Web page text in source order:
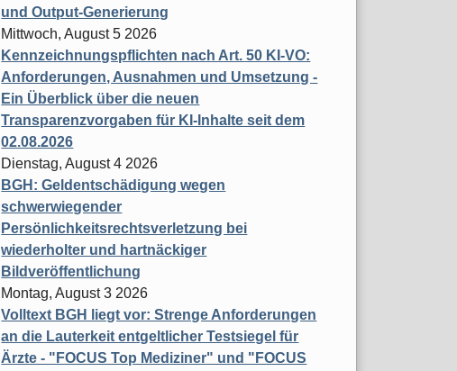
und Output-Generierung
Mittwoch, August 5 2026
Kennzeichnungspflichten nach Art. 50 KI-VO:
Anforderungen, Ausnahmen und Umsetzung -
Ein Überblick über die neuen
Transparenzvorgaben für KI-Inhalte seit dem
02.08.2026
Dienstag, August 4 2026
BGH: Geldentschädigung wegen
schwerwiegender
Persönlichkeitsrechtsverletzung bei
wiederholter und hartnäckiger
Bildveröffentlichung
Montag, August 3 2026
Volltext BGH liegt vor: Strenge Anforderungen
an die Lauterkeit entgeltlicher Testsiegel für
Ärzte - "FOCUS Top Mediziner" und "FOCUS